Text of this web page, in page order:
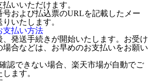
いいただけます。
号および払込票のURLを記載したメー
いたします。
支払い方法
発送手続きが開始いたします。お受け
合などは、お早めのお支払いをお願い
認できない場合、楽天市場が自動でご
ます。